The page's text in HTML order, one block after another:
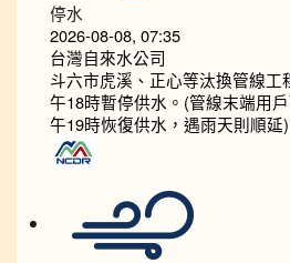
停水
2026-08-08, 07:35
台灣自來水公司
斗六市虎溪、正心等汰換管線工
午18時暫停供水。(管線末端用
午19時恢復供水，遇雨天則順延)